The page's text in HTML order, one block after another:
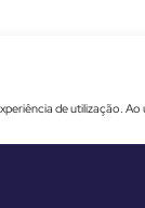
de utilização.